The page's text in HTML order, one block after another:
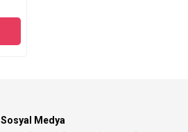
Sosyal Medya